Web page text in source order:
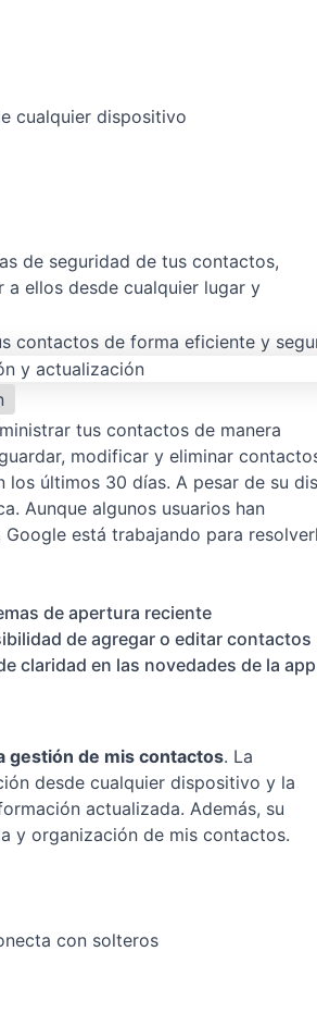
cualquier dispositivo
de seguridad de tus contactos,
ellos desde cualquier lugar y
contactos de forma eficiente y
tus contactos de manera
modificar y eliminar
últimos 30 días. A pesar de su
Aunque algunos usuarios han
está trabajando para
de apertura reciente
de agregar o editar contactos
claridad en las novedades de la app
gestión de mis contactos. La
desde cualquier dispositivo y la
actualizada. Además, su
y organización de mis contactos.
con solteros